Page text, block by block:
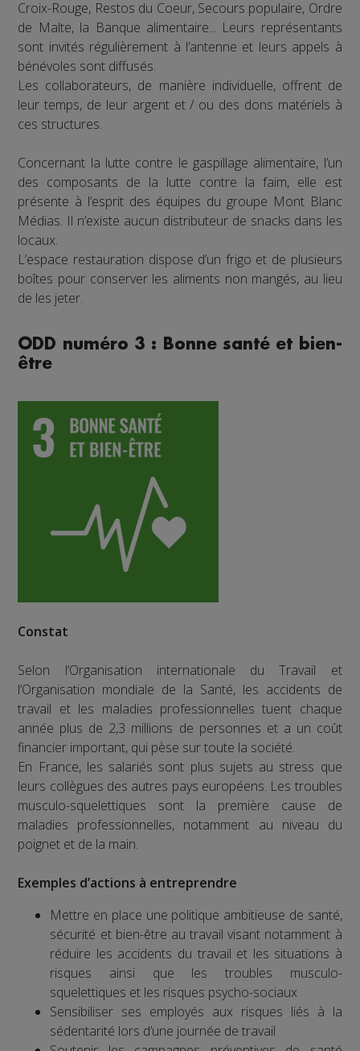
Croix-Rouge, Restos du Coeur, Secours populaire, Ordre
de Malte, la Banque alimentaire... Leurs représentants
sont invités régulièrement à l’antenne et leurs appels à
bénévoles sont diffusés.
Les collaborateurs, de manière individuelle, offrent de
leur temps, de leur argent et / ou des dons matériels à
ces structures.
Concernant la lutte contre le gaspillage alimentaire, l’un
des composants de la lutte contre la faim, elle est
présente à l’esprit des équipes du groupe Mont Blanc
Médias. Il n’existe aucun distributeur de snacks dans les
locaux.
L’espace restauration dispose d’un frigo et de plusieurs
boîtes pour conserver les aliments non mangés, au lieu
de les jeter.
ODD numéro 3 : Bonne santé et bien-
être
Constat
Selon l’Organisation internationale du Travail et
l’Organisation mondiale de la Santé, les accidents de
travail et les maladies professionnelles tuent chaque
année plus de 2,3 millions de personnes et a un coût
financier important, qui pèse sur toute la société.
En France, les salariés sont plus sujets au stress que
leurs collègues des autres pays européens. Les troubles
musculo-squelettiques sont la première cause de
maladies professionnelles, notamment au niveau du
poignet et de la main.
Exemples d’actions à entreprendre
Mettre en place une politique ambitieuse de santé,
sécurité et bien-être au travail visant notamment à
réduire les accidents du travail et les situations à
risques ainsi que les troubles musculo-
squelettiques et les risques psycho-sociaux
Sensibiliser ses employés aux risques liés à la
sédentarité lors d’une journée de travail